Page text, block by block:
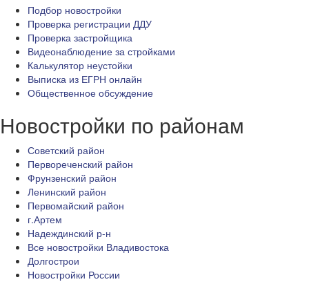
Подбор новостройки
Проверка регистрации ДДУ
Проверка застройщика
Видеонаблюдение за стройками
Калькулятор неустойки
Выписка из ЕГРН онлайн
Общественное обсуждение
Новостройки по районам
Советский район
Первореченский район
Фрунзенский район
Ленинский район
Первомайский район
г.Артем
Надеждинский р-н
Все новостройки Владивостока
Долгострои
Новостройки России